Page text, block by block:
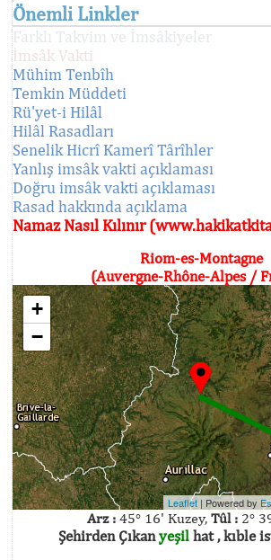
Önemli Linkler
Farklı Takvim ve İmsâkiyeler
İmsâk Vakti
Mühim Tenbîh
Temkin Müddeti
Rü'yet-i Hilâl
Hilâl Rasadları
Senelik Hicrî Kamerî Târîhler
Yanlış imsâk vakti açıklaması
Doğru imsâk vakti açıklaması
Rasad hakkında açıklama
Namaz Nasıl Kılınır
Riom-es-Montagne
(Auvergne-Rhône-Alpes /
+
−
Leaflet | Powered by
Arz : 45° 16' Kuzey, Tûl : 2°
Şehirden Çıkanyeşilhat , kıble